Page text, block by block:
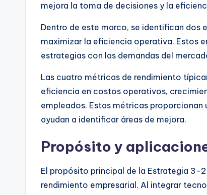
mejora la toma de decisiones y la
Dentro de este marco, se identifican dos
maximizar la eficiencia operativa. Estos
estrategias con las demandas del
Las cuatro métricas de rendimiento
eficiencia en costos operativos,
empleados. Estas métricas
ayudan a identificar áreas de mejora.
Propósito y
El propósito principal de la Estrategia 3-
rendimiento empresarial. Al integrar